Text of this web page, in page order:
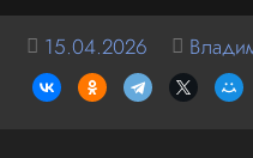
15.04.2026